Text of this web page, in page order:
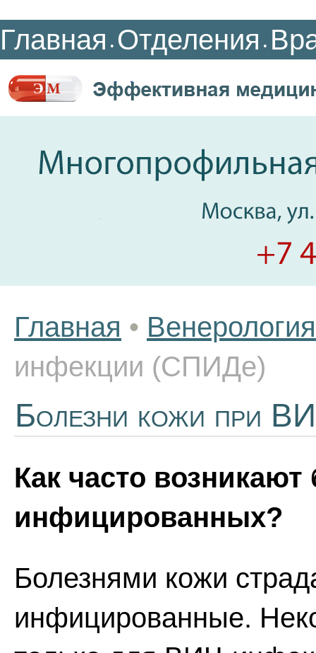
Главная • Отделения •
Главная • Венерология
инфекции (СПИДе)
Болезни кожи при
Как часто
инфицированных?
Болезнями кожи
инфицированные.